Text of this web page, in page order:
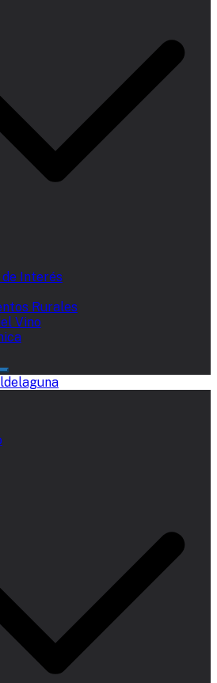
de Interés
Rurales
Vino